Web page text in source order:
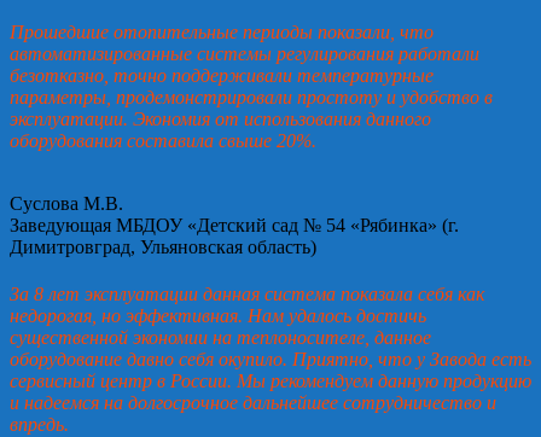
Прошедшие отопительные периоды показали, что
автоматизированные системы регулирования работали
безотказно, точно поддерживали температурные
параметры, продемонстрировали простоту и удобство в
эксплуатации. Экономия от использования данного
оборудования составила свыше 20%.
Суслова М.В.
Заведующая МБДОУ «Детский сад № 54 «Рябинка» (г.
Димитровград, Ульяновская область)
За 8 лет эксплуатации данная система показала себя как
недорогая, но эффективная. Нам удалось достичь
существенной экономии на теплоносителе, данное
оборудование давно себя окупило. Приятно, что у Завода есть
сервисный центр в России. Мы рекомендуем данную продукцию
и надеемся на долгосрочное дальнейшее сотрудничество и
впредь.